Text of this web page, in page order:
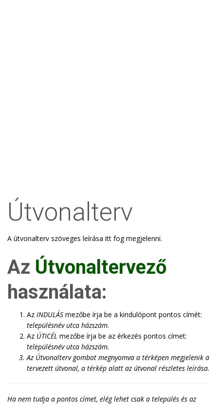
Útvonalterv
A útvonalterv szöveges leírása itt fog megjelenni.
Az Útvonaltervező
használata:
Az INDULÁS mezőbe írja be a kindulópont pontos címét:
településnév utca házszám.
Az ÚTICÉL mezőbe írja be az érkezés pontos címet:
településnév utca házszám.
Az Útvonaltervgombot megnyomva a térképen megjelenik a
tervezett útvonal, a térkép alatt az útvonal részletes leírása.
Ha nem tudja a pontos címet, elég lehet csak a település és az